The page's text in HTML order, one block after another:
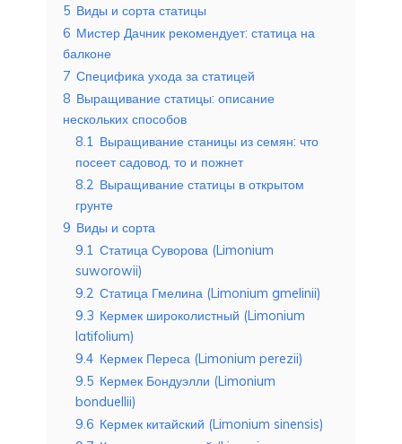
5 Виды и сорта статицы
6 Мистер Дачник рекомендует: статица на
балконе
7 Специфика ухода за статицей
8 Выращивание статицы: описание
нескольких способов
8.1 Выращивание станицы из семян: что
посеет садовод, то и пожнет
8.2 Выращивание статицы в открытом
грунте
9 Виды и сорта
9.1 Статица Суворова (Limonium
suworowii)
9.2 Статица Гмелина (Limonium gmelinii)
9.3 Кермек широколистный (Limonium
latifolium)
9.4 Кермек Переса (Limonium perezii)
9.5 Кермек Бондуэлли (Limonium
bonduellii)
9.6 Кермек китайский (Limonium sinensis)